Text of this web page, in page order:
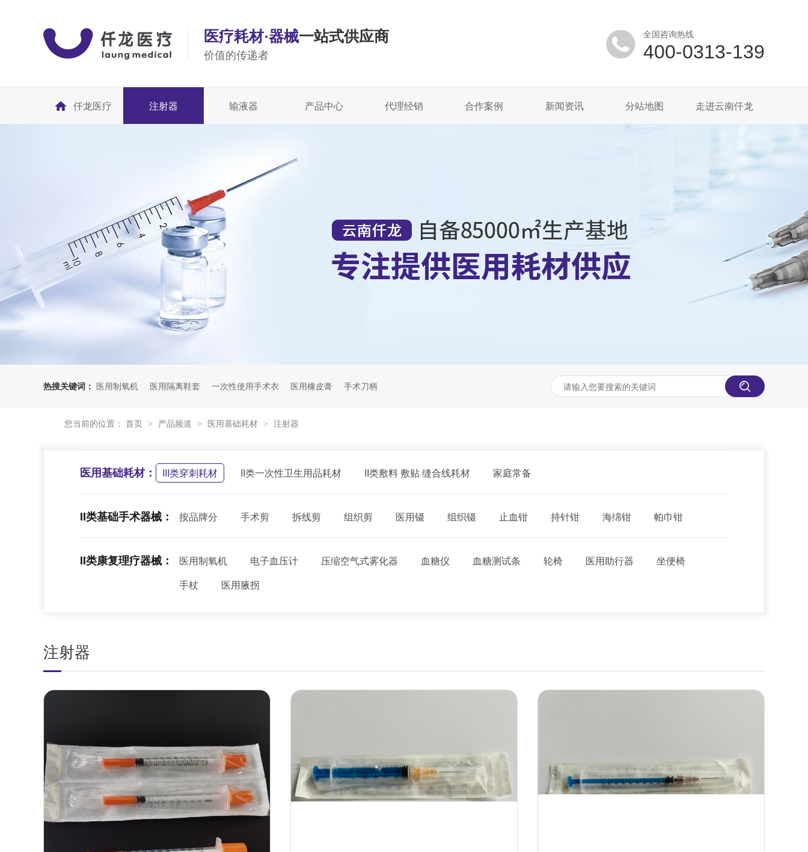
医疗耗材·器械一站式供应商
价值的传递者
全国咨询热线
400-0313-139
仟龙医疗 注射器 输液器 产品中心 代理经销 合作案例 新闻资讯 分站地图 走进云南仟龙
热搜关键词： 医用制氧机 医用隔离鞋套 一次性使用手术衣 医用橡皮膏 手术刀柄
您当前的位置： 首页 > 产品频道 > 医用基础耗材 > 注射器
医用基础耗材： III类穿刺耗材 II类一次性卫生用品耗材 II类敷料 敷贴 缝合线耗材 家庭常备
II类基础手术器械： 按品牌分 手术剪 拆线剪 组织剪 医用镊 组织镊 止血钳 持针钳 海绵钳 帕巾钳
II类康复理疗器械： 医用制氧机 电子血压计 压缩空气式雾化器 血糖仪 血糖测试条 轮椅 医用助行器
坐便椅
手杖
医用腋拐
注射器